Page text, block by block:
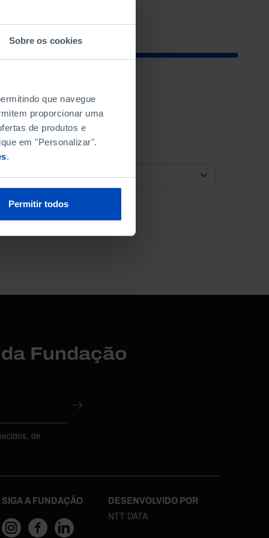
Sobre os cookies
que navegue
proporcionar uma
de produtos e
em "Personalizar".
.
Permitir todos
ORDENAR POR
Fundação
de
SIGA A FUNDAÇÃO DESENVOLVIDO POR
NTT DATA